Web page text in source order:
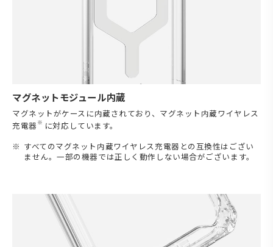
マグネットモジュール内蔵
マグネットがケースに内蔵されており、マグネット内蔵ワイヤレス
充電器 ※ に対応しています。
すべてのマグネット内蔵ワイヤレス充電器との互換性はござい
ません。一部の機器では正しく動作しない場合がございます。